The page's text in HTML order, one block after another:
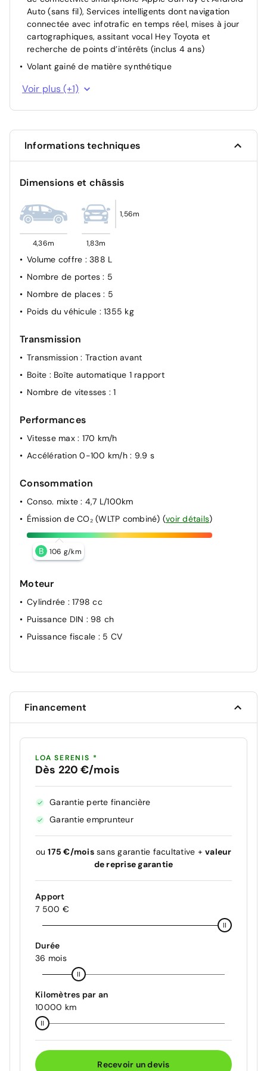
Auto (sans fil), Services intelligents dont navigation
connectée avec infotrafic en temps réel, mises à jour
cartographiques, assitant vocal Hey Toyota et
recherche de points d’intérêts (inclus 4 ans)
Volant gainé de matière synthétique
Assistant visuel de conduite (DMC) Ce système utilise
une caméra située audessus du volant pour surveiller
le niveau d’alerte et l’état du conducteur. Le système
comme de la fatigue. Ces activités sont utilisées pour
améliorer la performance du système d’arrêt
d’urgence autonome (EDSS) à travers la détection
Voir plus (+1)
Informations techniques
Dimensions et châssis
4,36m 1,83m
1,56m
Volume coffre : 388 L
Nombre de portes: 5
Nombre de places: 5
Poids du véhicule : 1355 kg
Transmission
Transmission: Traction avant
Boite : Boîte automatique 1 rapport
Nombre de vitesses : 1
Performances
Vitesse max : 170 km/h
Accélération 0-100 km/h : 9.9 s
Consommation
Conso. mixte: 4,7 L/100km
Émission de CO₂ (WLTP combiné) (voir détails)
B 106 g/km
Moteur
Cylindrée : 1798 cc
Puissance DIN : 98 ch
Puissance fiscale : 5 CV
Financement
LOA SERENIS *
Dès 220 €/mois
Garantie perte financière
Garantie emprunteur
ou175 €/moissans garantie facultative + valeur
de reprise garantie
Apport
7 500 €
Durée
36 mois
Kilomètres par an
10000 km
Recevoir un devis